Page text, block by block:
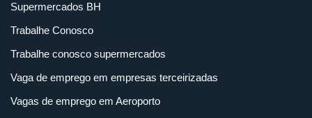
Supermercados BH
Trabalhe Conosco
Trabalhe conosco supermercados
Vaga de emprego em empresas terceirizadas
Vagas de emprego em Aeroporto